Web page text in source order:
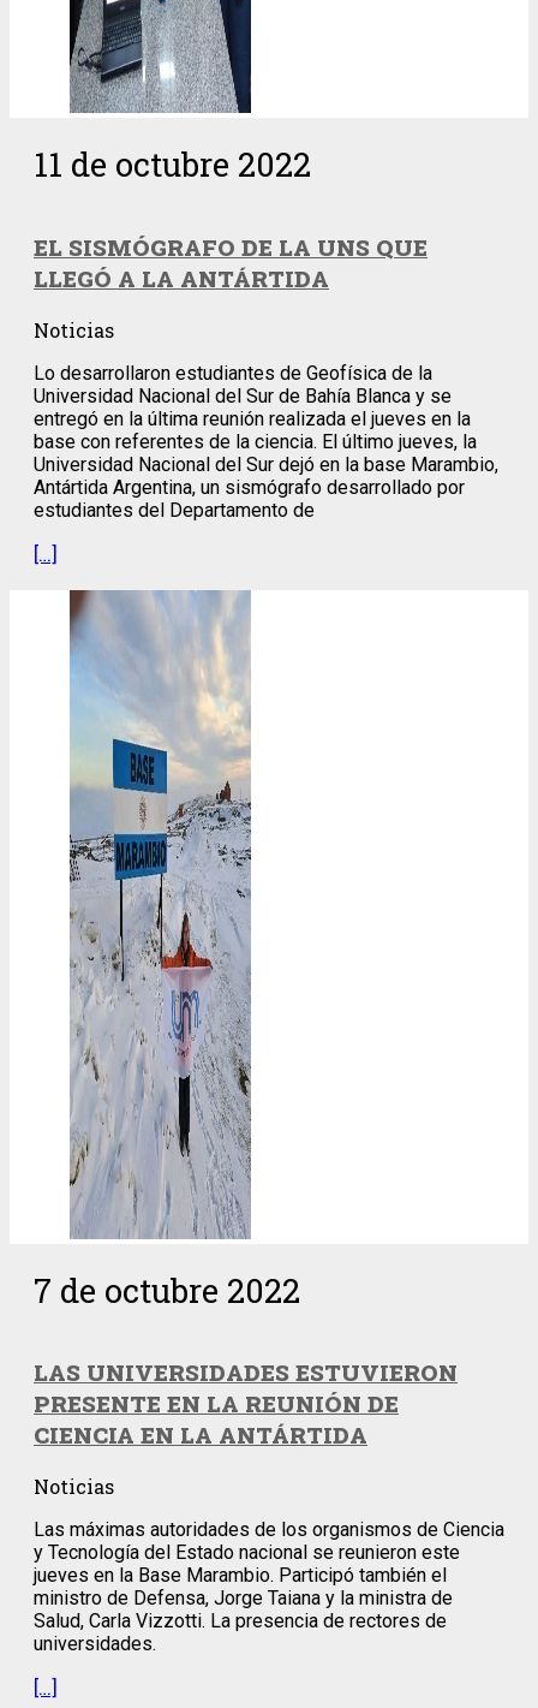
11 de octubre 2022
EL SISMÓGRAFO DE LA UNS QUE
LLEGÓ A LA ANTÁRTIDA
Noticias
Lo desarrollaron estudiantes de Geofísica de la
Universidad Nacional del Sur de Bahía Blanca y se
entregó en la última reunión realizada el jueves en la
base con referentes de la ciencia. El último jueves, la
Universidad Nacional del Sur dejó en la base Marambio,
Antártida Argentina, un sismógrafo desarrollado por
estudiantes del Departamento de
[…]
7 de octubre 2022
LAS UNIVERSIDADES ESTUVIERON
PRESENTE EN LA REUNIÓN DE
CIENCIA EN LA ANTÁRTIDA
Noticias
Las máximas autoridades de los organismos de Ciencia
y Tecnología del Estado nacional se reunieron este
jueves en la Base Marambio. Participó también el
ministro de Defensa, Jorge Taiana y la ministra de
Salud, Carla Vizzotti. La presencia de rectores de
universidades.
[…]